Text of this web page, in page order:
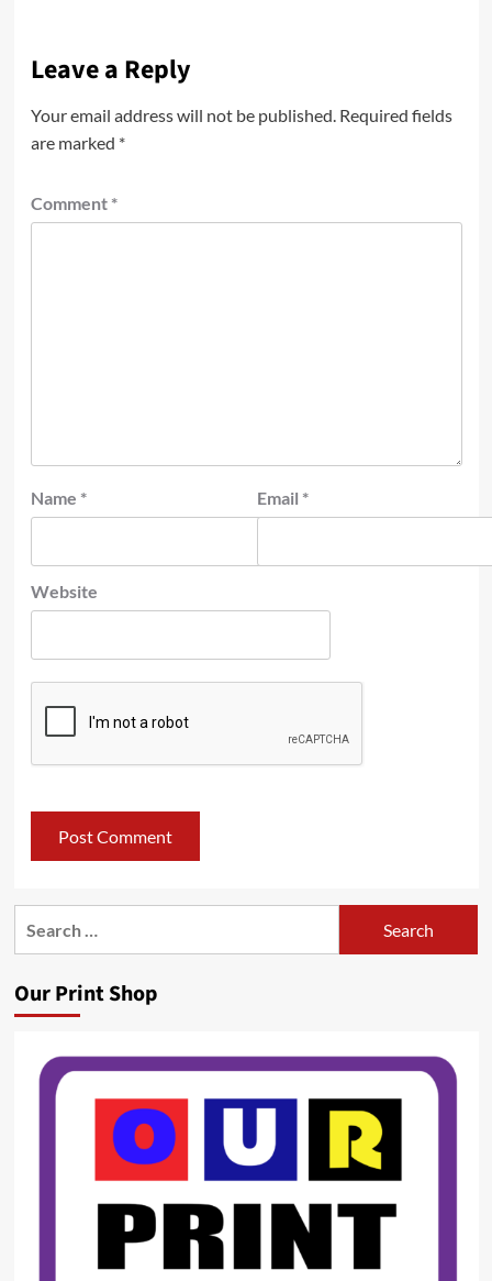
Leave a Reply
Your email address will not be published. Required fields
are marked *
Comment *
Name * Email *
Website
Our Print Shop